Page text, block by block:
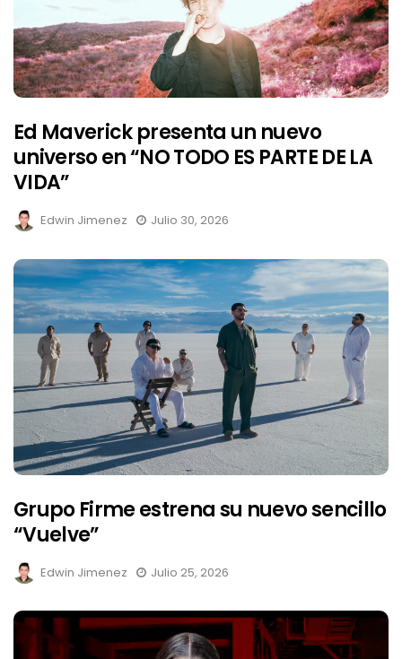
Ed Maverick presenta un nuevo
universo en “NO TODO ES PARTE DE LA
VIDA”
Edwin Jimenez Julio 30, 2026
Grupo Firme estrena su nuevo sencillo
“Vuelve”
Edwin Jimenez Julio 25, 2026